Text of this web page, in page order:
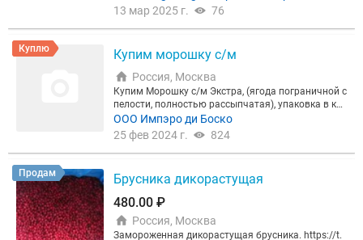
эйлондзян. Предлагаем рассмотреть наше предл
ожение на ягоды, урожай 2024 года. Облепиха кл
ас А - 8200 CNY/MT Условия ФСА Маньчжурия. В
цену можем обсудить! Будем благодарны обрат
ной связи!
Co., Ltd
13 мар 2025 г. 76
Куплю Купим морошку с/м
Россия, Москва
Купим Морошку с/м Экстра, (ягода пограничной с
пелости, полностью рассыпчатая), упаковка в ко
робки с вкладышем. Доставка до Москвы или са
ООО Импэро ди Боско
25 фев 2024 г.
824
Продам
Брусника дикорастущая
480.00 ₽
Россия, Москва
Замороженная дикорастущая брусника. https://t.